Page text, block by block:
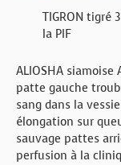
TIGRON tigré
la PIF
ALIOSHA
patte gauche
sang dans la
élongation sur
sauvage pattes
perfusion à la